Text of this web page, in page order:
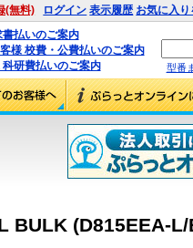
(無料) ログイン 表示履歴 お気に入り
払いのご案内
様 校費・公費払いのご案内
研費払いのご案内
型番
BULK (D815EEA-L/